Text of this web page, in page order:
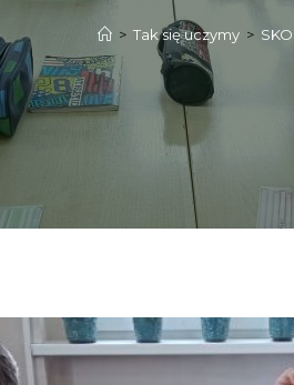
> Tak się uczymy > SKO